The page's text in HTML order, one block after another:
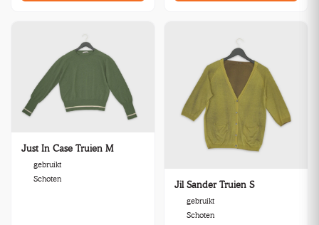
Just In Case Truien M
gebruikt
Schoten
Jil Sander Truien S
gebruikt
Schoten